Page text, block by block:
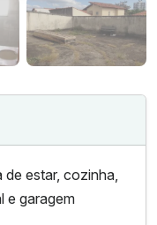
estar, cozinha,
e garagem